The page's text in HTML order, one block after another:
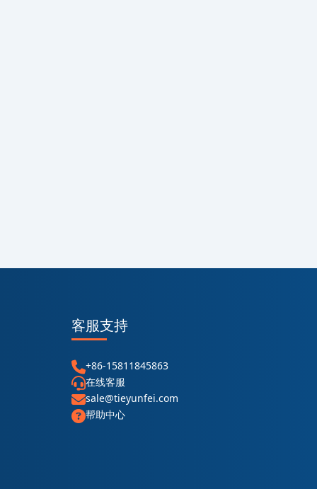
客服支持
+86-15811845863
在线客服
sale@tieyunfei.com
帮助中心